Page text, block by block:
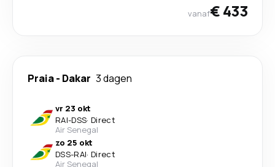
vanaf€ 433
Praia- Dakar 3 dagen
vr 23 okt
RAI-DSS· Direct
Air Senegal
zo 25 okt
DSS-RAI· Direct
Air Senegal